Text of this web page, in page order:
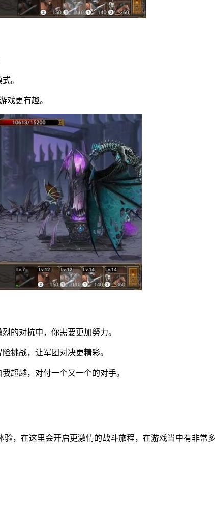
。
戏更有趣。
的对抗中，你需要更加努力。
挑战，让军团对决更精彩。
超越，对付一个又一个的对手。
，在这里会开启更激情的战斗旅程，在游戏当中有非